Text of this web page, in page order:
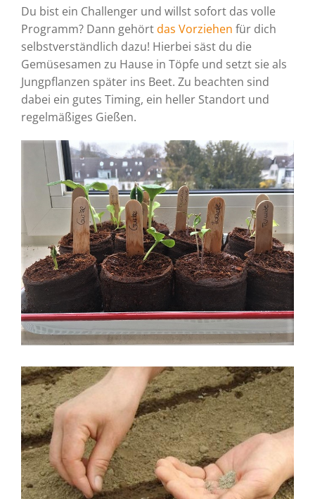
Du bist ein Challenger und willst sofort das volle
Programm? Dann gehörtdas Vorziehen für dich
selbstverständlich dazu! Hierbei säst du die
Gemüsesamen zu Hause in Töpfe und setzt sie als
Jungpflanzen später ins Beet. Zu beachten sind
dabei ein gutes Timing, ein heller Standort und
regelmäßiges Gießen.